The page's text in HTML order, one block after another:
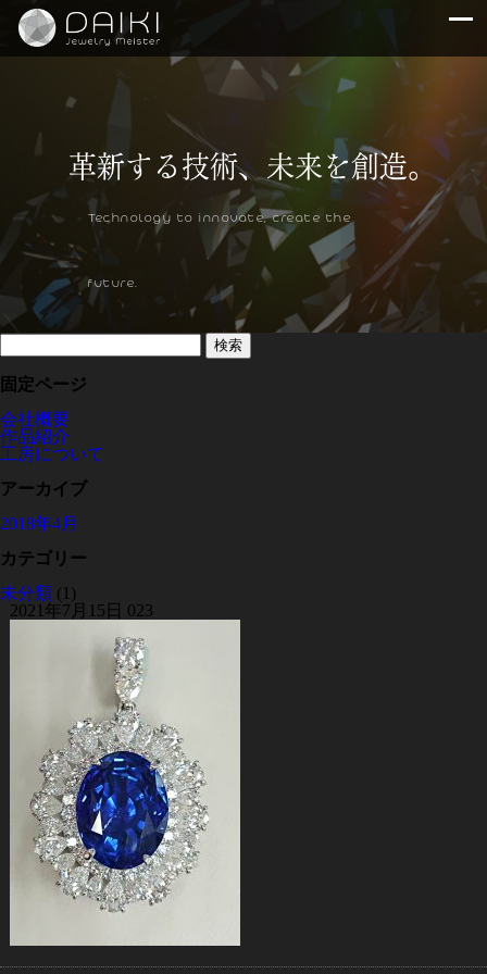
Technology to innovate, create the
future.
検
索:
固定ページ
会社概要
作品紹介
工房について
アーカイブ
2018年4月
カテゴリー
未分類 (1)
2021年7月15日 023